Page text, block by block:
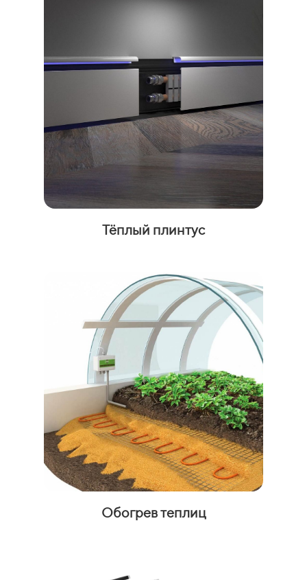
Тёплый плинтус
Обогрев теплиц